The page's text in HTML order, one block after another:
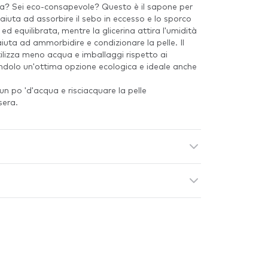
Sei eco-consapevole? Questo è il sapone per
ad assorbire il sebo in eccesso e lo sporco
equilibrata, mentre la glicerina attira l'umidità
ad ammorbidire e condizionare la pelle. Il
meno acqua e imballaggi rispetto ai
un'ottima opzione ecologica e ideale anche
po 'd'acqua e risciacquare la pelle